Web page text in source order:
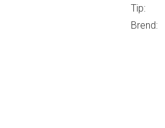
Tip:
Brend: